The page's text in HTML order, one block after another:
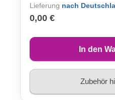
Lieferung nach
0,00 €
In den
Zubehör